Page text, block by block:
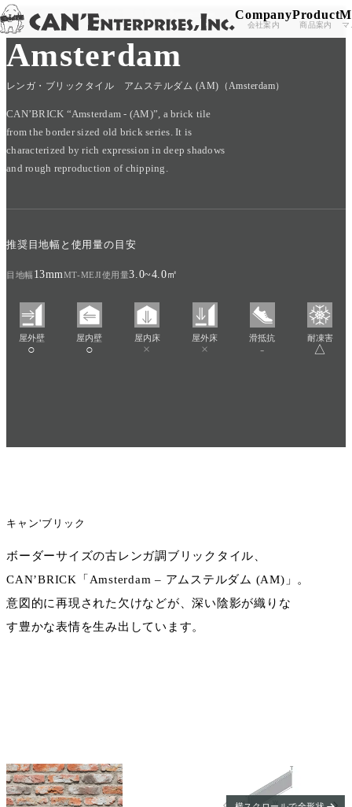
Skip to content Company
会社案内
Product
商品案内 マ
TOP / PRODUCT / Amsterdam
Amsterdam
レンガ・ブリックタイル アムステルダム (AM)（Amsterdam）
CAN’BRICK “Amsterdam - (AM)”, a brick tile
from the border sized old brick series. It is
characterized by rich expression in deep shadows
and rough reproduction of chipping.
推奨目地幅と使用量の目安
目地幅 13mmMT-MEJI使用量3.0~4.0㎡
屋外壁
○
屋内壁
○
屋内床
×
屋外床
×
滑抵抗
-
耐凍害
△
キャン'ブリック
ボーダーサイズの古レンガ調ブリックタイル、
CAN’BRICK「Amsterdam – アムステルダム (AM)」。
意図的に再現された欠けなどが、深い陰影が織りな
す豊かな表情を生み出しています。